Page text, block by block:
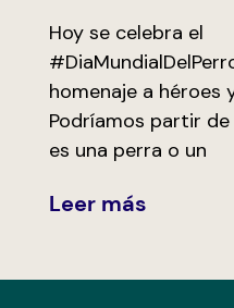
Hoy se celebra el
homenaje a héroes
Podríamos partir
es una perra o un
Leer más